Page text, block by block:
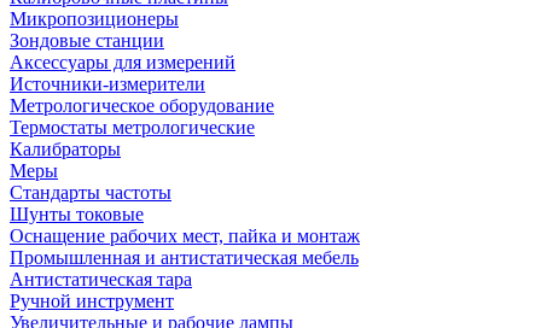
Микропозиционеры
Зондовые станции
Аксессуары для измерений
Источники-измерители
Метрологическое оборудование
Термостаты метрологические
Калибраторы
Меры
Стандарты частоты
Шунты токовые
Оснащение рабочих мест, пайка и монтаж
Промышленная и антистатическая мебель
Антистатическая тара
Ручной инструмент
Увеличительные и рабочие лампы